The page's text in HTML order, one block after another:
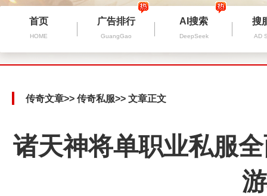
首页
HOME
广告排行
GuangGao
AI搜索
DeepSeek
搜
AD
传奇文章>> 传奇私服>> 文章正文
诸天神将单职业私服